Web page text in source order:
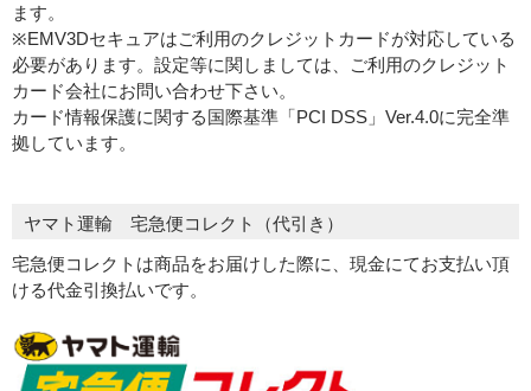
ます。
※EMV3Dセキュアはご利用のクレジットカードが対応している
必要があります。設定等に関しましては、ご利用のクレジット
カード会社にお問い合わせ下さい。
カード情報保護に関する国際基準「PCI DSS」Ver.4.0に完全準
拠しています。
ヤマト運輸 宅急便コレクト（代引き）
宅急便コレクトは商品をお届けした際に、現金にてお支払い頂
ける代金引換払いです。